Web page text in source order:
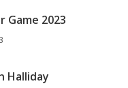
Game 2023
Halliday